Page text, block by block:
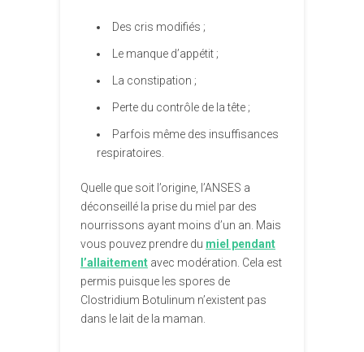
Des cris modifiés ;
Le manque d’appétit ;
La constipation ;
Perte du contrôle de la tête ;
Parfois même des insuffisances
respiratoires.
Quelle que soit l’origine, l’ANSES a
déconseillé la prise du miel par des
nourrissons ayant moins d’un an. Mais
vous pouvez prendre du miel pendant
l’allaitement avec modération. Cela est
permis puisque les spores de
Clostridium Botulinum n’existent pas
dans le lait de la maman.